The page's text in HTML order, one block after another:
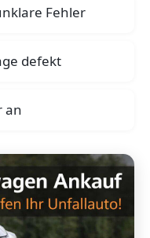
Fehler
defekt
an